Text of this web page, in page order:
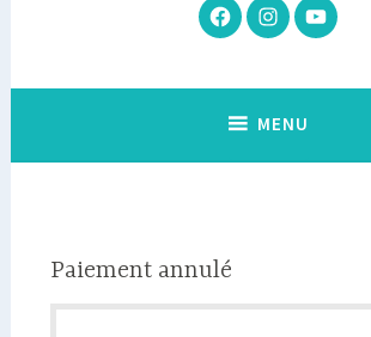
Facebook
Instagram
Youtube
MENU
Paiement annulé